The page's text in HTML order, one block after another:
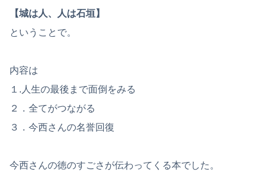
【城は人、人は石垣】
ということで。
内容は
１.人生の最後まで面倒をみる
２．全てがつながる
３．今西さんの名誉回復
今西さんの徳のすごさが伝わってくる本でした。